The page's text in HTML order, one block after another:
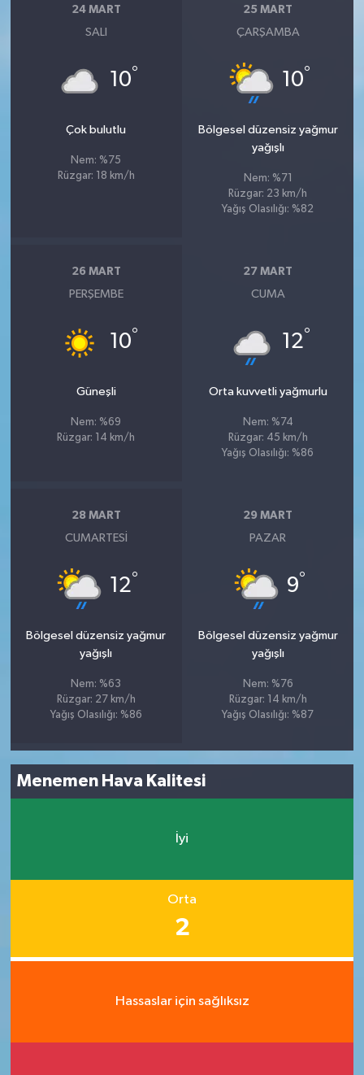
24 MART
SALI
10°
Çok bulutlu
Nem: %75
Rüzgar: 18 km/h
25 MART
ÇARŞAMBA
10°
Bölgesel düzensiz yağmur
yağışlı
Nem: %71
Rüzgar: 23 km/h
Yağış Olasılığı: %82
26 MART
PERŞEMBE
10°
Güneşli
Nem: %69
Rüzgar: 14 km/h
27 MART
CUMA
12°
Orta kuvvetli yağmurlu
Nem: %74
Rüzgar: 45 km/h
Yağış Olasılığı: %86
28 MART
CUMARTESI
12°
Bölgesel düzensiz yağmur
yağışlı
Nem: %63
Rüzgar: 27 km/h
Yağış Olasılığı: %86
29 MART
PAZAR
9°
Bölgesel düzensiz yağmur
yağışlı
Nem: %76
Rüzgar: 14 km/h
Yağış Olasılığı: %87
Menemen Hava Kalitesi
İyi
Orta
2
Hassaslar için sağlıksız